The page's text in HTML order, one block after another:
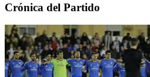
Crónica del Partido